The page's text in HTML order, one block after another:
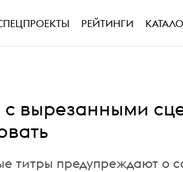
РЕЙТИНГИ
вырезанными
титры предупреждают о